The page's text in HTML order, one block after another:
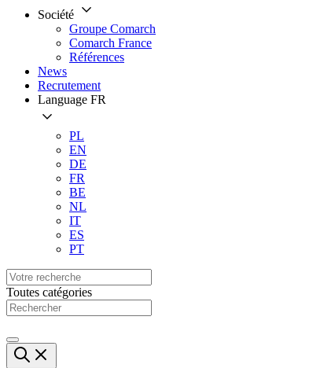
Société
Groupe Comarch
Comarch France
Références
News
Recrutement
Language FR
PL
EN
DE
FR
BE
NL
IT
ES
PT
Toutes catégories